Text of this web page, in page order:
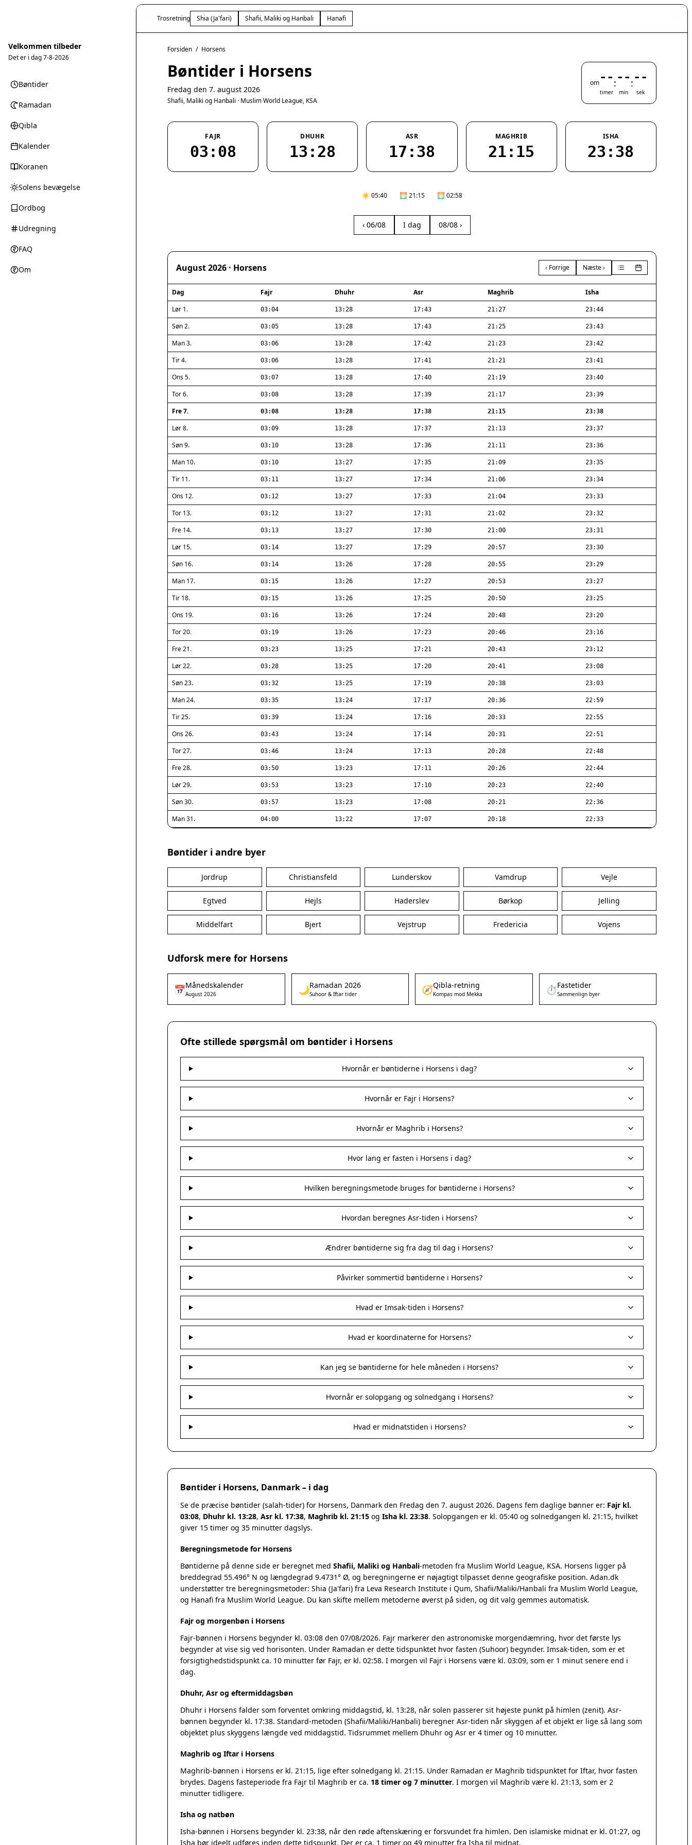
Velkommen tilbeder
Det er i dag7-8-2026
Bøntider
Ramadan
Qibla
Kalender
Koranen
Solens bevægelse
Ordbog
Udregning
FAQ
Om
Trosretning Shia (Ja'fari) Shafii, Maliki og Hanbali Hanafi
Forsiden / Horsens
Bøntider i Horsens
Fredag den 7. august 2026
Shafii, Maliki og Hanbali · Muslim World League, KSA
om--
timer
:--
min
:--
sek
FAJR
03:08
DHUHR
13:28
ASR
17:38
MAGHRIB
21:15
ISHA
23:38
☀️ 05:40 🌅 21:15 🌅 02:58
‹ 06/08 I dag 08/08 ›
August 2026 · Horsens ‹ Forrige Næste ›
Dag Fajr Dhuhr Asr Maghrib
Isha
Lør 1.
03:04 13:28 17:43 21:27 23:44
Søn 2. 03:05 13:28 17:43 21:25 23:43
Man 3. 03:06 13:28 17:42 21:23 23:42
Tir 4. 03:06 13:28 17:41 21:21 23:41
Ons 5. 03:07 13:28 17:40 21:19 23:40
Tor 6. 03:08 13:28 17:39 21:17 23:39
Fre 7. 03:08 13:28 17:38 21:15 23:38
Lør 8. 03:09 13:28 17:37 21:13 23:37
Søn 9. 03:10 13:28 17:36 21:11 23:36
Man 10. 03:10 13:27 17:35 21:09 23:35
Tir 11. 03:11 13:27 17:34 21:06 23:34
Ons 12. 03:12 13:27 17:33 21:04 23:33
Tor 13. 03:12 13:27 17:31 21:02 23:32
Fre 14. 03:13 13:27 17:30 21:00 23:31
Lør 15. 03:14 13:27 17:29 20:57 23:30
Søn 16. 03:14 13:26 17:28 20:55 23:29
Man 17. 03:15 13:26 17:27 20:53 23:27
Tir 18. 03:15 13:26 17:25 20:50 23:25
Ons 19. 03:16 13:26 17:24 20:48 23:20
Tor 20. 03:19 13:26 17:23 20:46 23:16
Fre 21. 03:23 13:25 17:21 20:43 23:12
Lør 22. 03:28 13:25 17:20 20:41 23:08
Søn 23. 03:32 13:25 17:19 20:38 23:03
Man 24. 03:35 13:24 17:17 20:36 22:59
Tir 25. 03:39 13:24 17:16 20:33 22:55
Ons 26. 03:43 13:24 17:14 20:31 22:51
Tor 27. 03:46 13:24 17:13 20:28 22:48
Fre 28. 03:50 13:23 17:11 20:26 22:44
Lør 29. 03:53 13:23 17:10 20:23 22:40
Søn 30. 03:57 13:23 17:08 20:21 22:36
Man 31. 04:00 13:22 17:07 20:18 22:33
Bøntider i andre byer
Jordrup Christiansfeld Lunderskov Vamdrup Vejle
Egtved Hejls Haderslev Børkop Jelling
Middelfart Bjert Vejstrup Fredericia Vojens
Udforsk mere for Horsens
📅Månedskalender
August 2026 🌙Ramadan 2026
Suhoor & Iftar tider 🧭Qibla-retning
Kompas mod Mekka ⏱️Fastetider
Sammenlign byer
Ofte stillede spørgsmål om bøntider i Horsens
Hvornår er bøntiderne i Horsens i dag?
Hvornår er Fajr i Horsens?
Hvornår er Maghrib i Horsens?
Hvor lang er fasten i Horsens i dag?
Hvilken beregningsmetode bruges for bøntiderne i Horsens?
Hvordan beregnes Asr-tiden i Horsens?
Ændrer bøntiderne sig fra dag til dag i Horsens?
Påvirker sommertid bøntiderne i Horsens?
Hvad er Imsak-tiden i Horsens?
Hvad er koordinaterne for Horsens?
Kan jeg se bøntiderne for hele måneden i Horsens?
Hvornår er solopgang og solnedgang i Horsens?
Hvad er midnatstiden i Horsens?
Bøntider i Horsens, Danmark – i dag
Se de præcise bøntider (salah-tider) for Horsens, Danmark den Fredag den 7. august 2026. Dagens fem daglige bønner er: Fajr kl.
03:08, Dhuhr kl. 13:28, Asr kl. 17:38, Maghrib kl. 21:15 og Isha kl. 23:38. Solopgangen er kl. 05:40 og solnedgangen kl. 21:15, hvilket
giver 15 timer og 35 minutter dagslys.
Beregningsmetode for Horsens
Bøntiderne på denne side er beregnet med Shafii, Maliki og Hanbali-metoden fra Muslim World League, KSA. Horsens ligger på
breddegrad 55.496° N og længdegrad 9.4731° Ø, og beregningerne er nøjagtigt tilpasset denne geografiske position. Adan.dk
understøtter tre beregningsmetoder: Shia (Ja'fari) fra Leva Research Institute i Qum, Shafii/Maliki/Hanbali fra Muslim World League,
og Hanafi fra Muslim World League. Du kan skifte mellem metoderne øverst på siden, og dit valg gemmes automatisk.
Fajr og morgenbøn i Horsens
Fajr-bønnen i Horsens begynder kl. 03:08 den 07/08/2026. Fajr markerer den astronomiske morgendæmring, hvor det første lys
begynder at vise sig ved horisonten. Under Ramadan er dette tidspunktet hvor fasten (Suhoor) begynder. Imsak-tiden, som er et
forsigtighedstidspunkt ca. 10 minutter før Fajr, er kl. 02:58. I morgen vil Fajr i Horsens være kl. 03:09, som er 1 minut senere end i
dag.
Dhuhr, Asr og eftermiddagsbøn
Dhuhr i Horsens falder som forventet omkring middagstid, kl. 13:28, når solen passerer sit højeste punkt på himlen (zenit). Asr-
bønnen begynder kl. 17:38. Standard-metoden (Shafii/Maliki/Hanbali) beregner Asr-tiden når skyggen af et objekt er lige så lang som
objektet plus skyggens længde ved middagstid. Tidsrummet mellem Dhuhr og Asr er 4 timer og 10 minutter.
Maghrib og Iftar i Horsens
Maghrib-bønnen i Horsens er kl. 21:15, lige efter solnedgang kl. 21:15. Under Ramadan er Maghrib tidspunktet for Iftar, hvor fasten
brydes. Dagens fasteperiode fra Fajr til Maghrib er ca. 18 timer og 7 minutter. I morgen vil Maghrib være kl. 21:13, som er 2
minutter tidligere.
Isha og natbøn
Isha-bønnen i Horsens begynder kl. 23:38, når den røde aftenskæring er forsvundet fra himlen. Den islamiske midnat er kl. 01:27, og
Isha bør ideelt udføres inden dette tidspunkt. Der er ca. 1 timer og 49 minutter fra Isha til midnat.